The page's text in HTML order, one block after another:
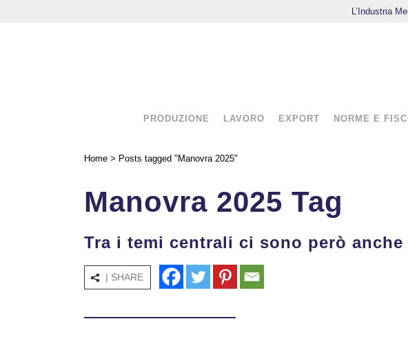
L’Industria
PRODUZIONE LAVORO EXPORT NORME E
Home > Posts tagged "Manovra 2025"
Manovra 2025 Tag
Tra i temi centrali ci sono però
| SHARE